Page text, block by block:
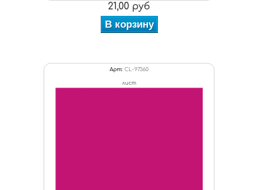
21,00 руб
В корзину
Арт: CL-97360
лист